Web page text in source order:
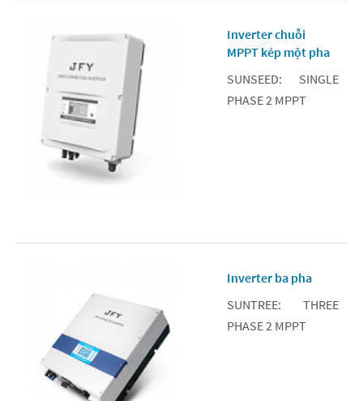
Inverter chuỗi
MPPT kép một pha
SUNSEED: SINGLE
PHASE 2 MPPT
Inverter ba pha
SUNTREE: THREE
PHASE 2 MPPT